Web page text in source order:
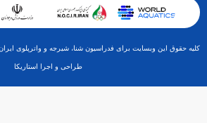
کلیه حقوق این وبسایت برای فدراسیون شنا، شیرجه و واترپلوی
طراحی و اجرا استاریکا